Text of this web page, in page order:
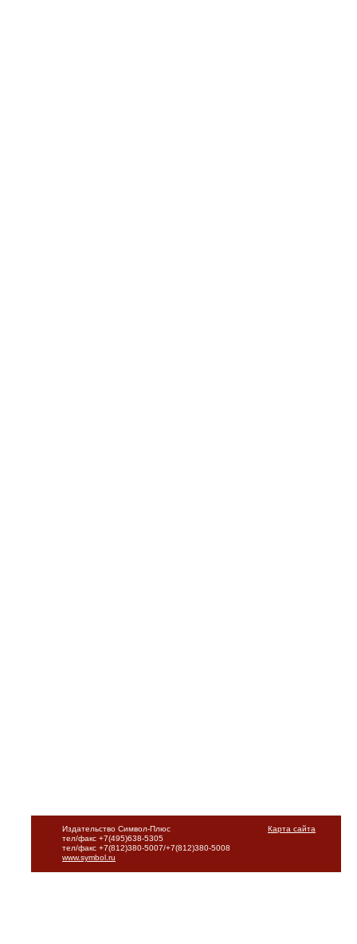
Карта сайта
Издательство Символ-Плюс
тел/факс +7(495)638-5305
тел/факс +7(812)380-5007/+7(812)380-5008
www.symbol.ru